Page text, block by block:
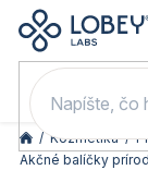
Prejsť
obsah
kódom
/ Kozmetika /
Akčné balíčky